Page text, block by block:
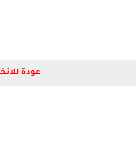
عودة للانخفاض..